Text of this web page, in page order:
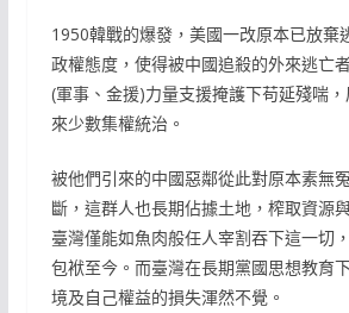
1950韓戰的爆發，美國一改原本已放棄
政權態度，使得被中國追殺的外來逃亡
(軍事、金援)力量支援掩護下苟延殘喘
來少數集權統治。
被他們引來的中國惡鄰從此對原本素無
斷，這群人也長期佔據土地，榨取資源
臺灣僅能如魚肉般任人宰割吞下這一切
包袱至今。而臺灣在長期黨國思想教育
境及自己權益的損失渾然不覺。